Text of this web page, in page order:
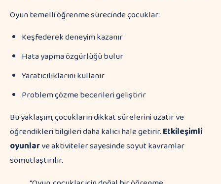
Oyun temelli öğrenme sürecinde çocuklar:
Keşfederek deneyim kazanır
Hata yapma özgürlüğü bulur
Yaratıcılıklarını kullanır
Problem çözme becerileri geliştirir
Bu yaklaşım, çocukların dikkat sürelerini uzatır ve
öğrendikleri bilgileri daha kalıcı hale getirir.Etkileşimli
oyunlarve aktiviteler sayesinde soyut kavramlar
somutlaştırılır.